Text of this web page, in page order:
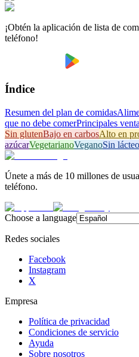
¡Obtén la aplicación de lista de
teléfono!
Índice
Resumen del plan de comidas
que no debe comerPrincipales
Sin glutenBajo en carbosAlto en
azúcarVegetarianoVeganoSin
Únete a más de 10 millones de
teléfono.
Choose a language
Redes sociales
Facebook
Instagram
X
Empresa
Política de privacidad
Condiciones de servicio
Ayuda
Sobre nosotros